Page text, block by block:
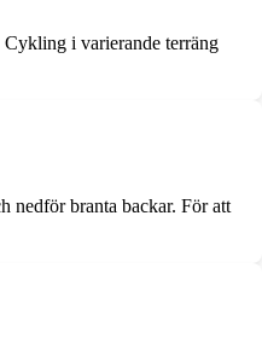
i varierande terräng
nedför branta backar. För att